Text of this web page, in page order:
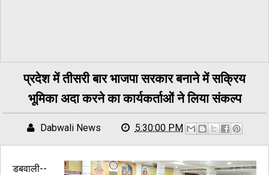
प्रदेश में तीसरी बार भाजपा सरकार बनाने में सक्रिय
भूमिका अदा करने का कार्यकर्ताओं ने लिया संकल्प
Dabwali News 5:30:00 PM
डबवाली--